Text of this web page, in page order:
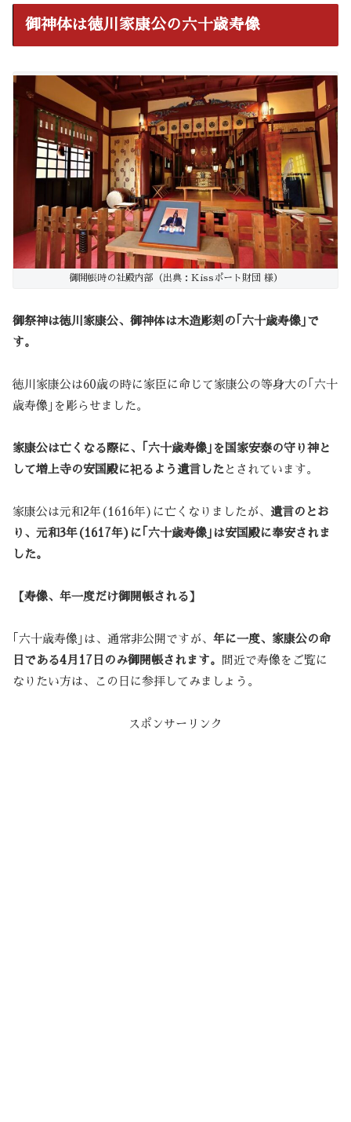
御神体は徳川家康公の六十歳寿像
御開帳時の社殿内部（出典：Kissポート財団 様）
御祭神は徳川家康公、御神体は木造彫刻の｢六十歳寿像｣で
す。
徳川家康公は60歳の時に家臣に命じて家康公の等身大の｢六十
歳寿像｣を彫らせました。
家康公は亡くなる際に、｢六十歳寿像｣を国家安泰の守り神と
して増上寺の安国殿に祀るよう遺言した とされています。
家康公は元和2年(1616年)に亡くなりましたが、 遺言のとお
り、元和3年(1617年)に｢六十歳寿像｣は安国殿に奉安されま
した。
【寿像、年一度だけ御開帳される】
｢六十歳寿像｣は、通常非公開ですが、 年に一度、家康公の命
日である4月17日のみ御開帳されます。
間近で寿像をご覧に
なりたい方は、この日に参拝してみましょう。
スポンサーリンク